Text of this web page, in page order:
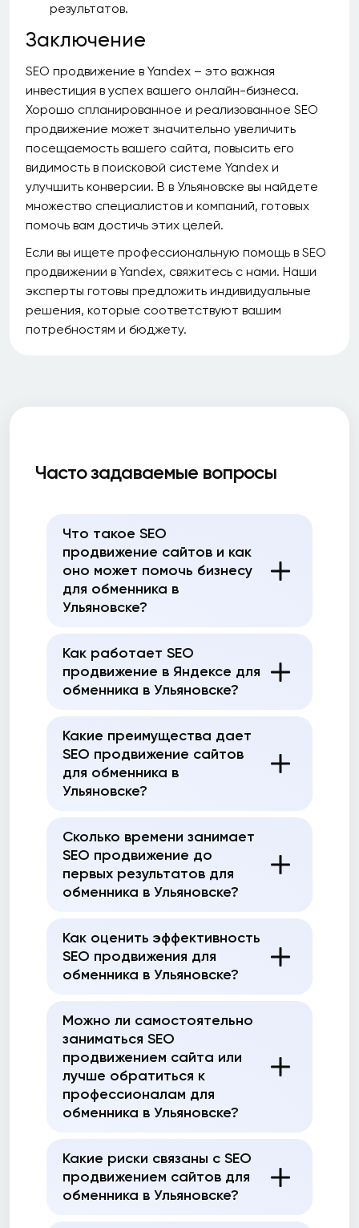
результатов.
Заключение
SEO продвижение в Yandex – это важная
инвестиция в успех вашего онлайн-бизнеса.
Хорошо спланированное и реализованное SEO
продвижение может значительно увеличить
посещаемость вашего сайта, повысить его
видимость в поисковой системе Yandex и
улучшить конверсии. В в Ульяновске вы найдете
множество специалистов и компаний, готовых
помочь вам достичь этих целей.
Если вы ищете профессиональную помощь в SEO
продвижении в Yandex, свяжитесь с нами. Наши
эксперты готовы предложить индивидуальные
решения, которые соответствуют вашим
потребностям и бюджету.
Часто задаваемые вопросы
Что такое SEO
продвижение сайтов и как
оно может помочь бизнесу
для обменника в
Ульяновске?
Как работает SEO
продвижение в Яндексе для
обменника в Ульяновске?
Какие преимущества дает
SEO продвижение сайтов
для обменника в
Ульяновске?
Сколько времени занимает
SEO продвижение до
первых результатов для
обменника в Ульяновске?
Как оценить эффективность
SEO продвижения для
обменника в Ульяновске?
Можно ли самостоятельно
заниматься SEO
продвижением сайта или
лучше обратиться к
профессионалам для
обменника в Ульяновске?
Какие риски связаны с SEO
продвижением сайтов для
обменника в Ульяновске?